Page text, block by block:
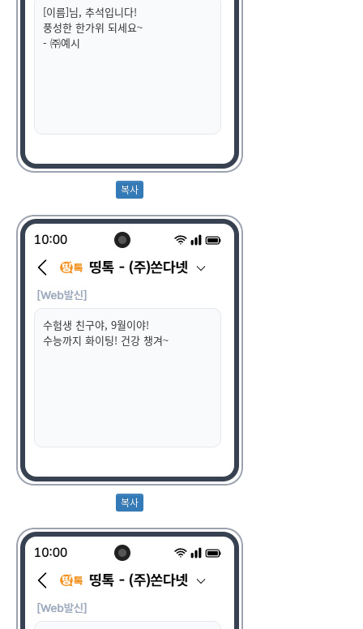
[이름]님, 추석입니다!
풍성한 한가위 되세요~
- ㈜예시
수험생 친구야, 9월이야!
수능까지 화이팅! 건강 챙겨~